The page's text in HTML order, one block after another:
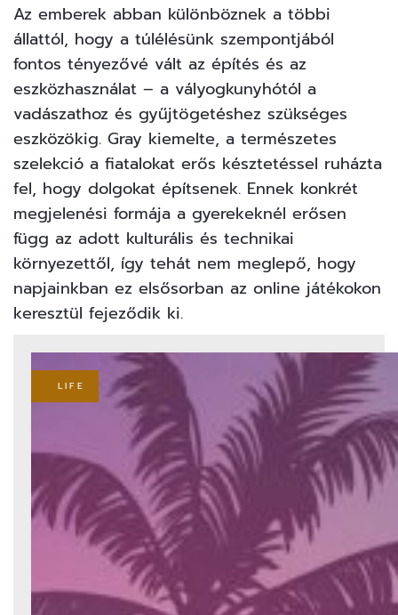
Az emberek abban különböznek a többi
állattól, hogy a túlélésünk szempontjából
fontos tényezővé vált az építés és az
eszközhasználat – a vályogkunyhótól a
vadászathoz és gyűjtögetéshez szükséges
eszközökig. Gray kiemelte, a természetes
szelekció a fiatalokat erős késztetéssel ruházta
fel, hogy dolgokat építsenek. Ennek konkrét
megjelenési formája a gyerekeknél erősen
függ az adott kulturális és technikai
környezettől, így tehát nem meglepő, hogy
napjainkban ez elsősorban az online játékokon
keresztül fejeződik ki.
LIFE